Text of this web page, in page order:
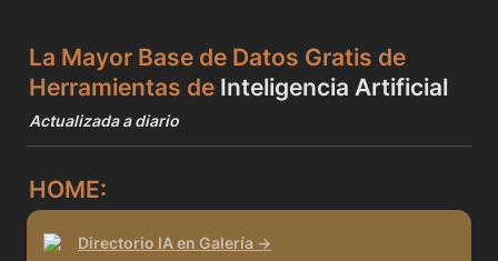
La Mayor Base de Datos Gratis de
Herramientas de Inteligencia Artificial
Actualizada a diario
HOME:
Directorio IA en Galería →